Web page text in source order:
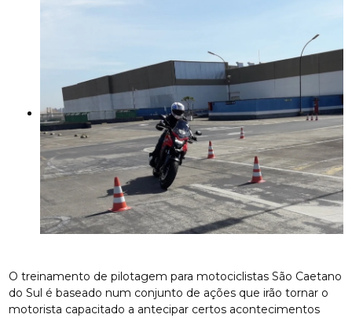
O treinamento de pilotagem para motociclistas São Caetano
do Sul é baseado num conjunto de ações que irão tornar o
motorista capacitado a antecipar certos acontecimentos